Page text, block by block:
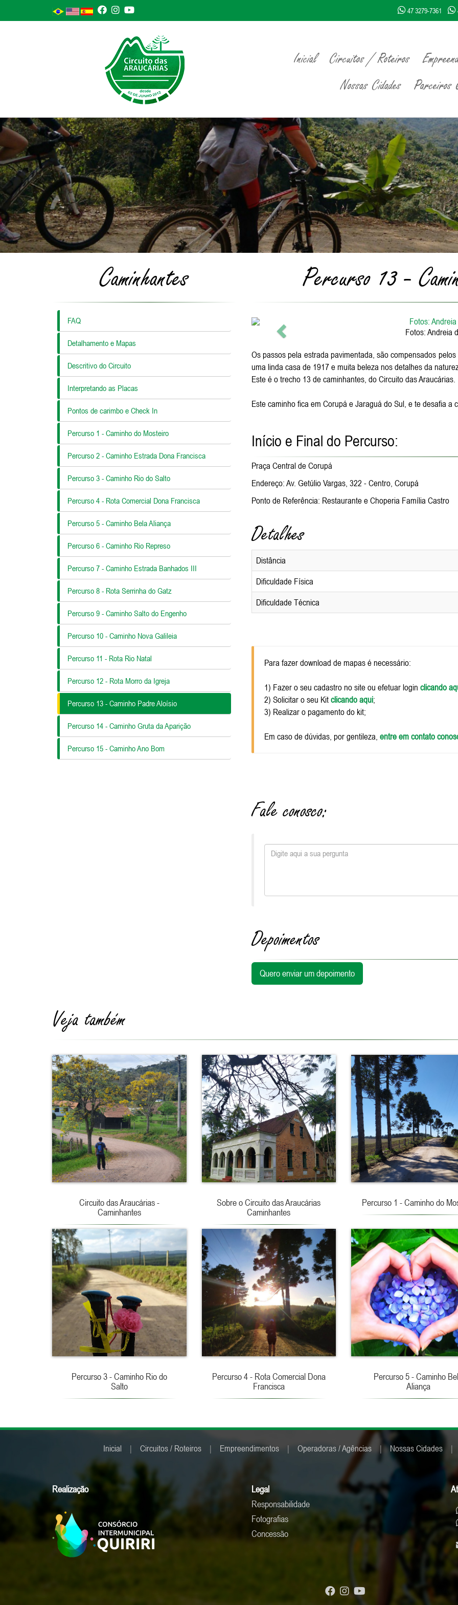
47 3279-7361
Inicial Circuitos / Roteiros
Nossas Cidades
Parceiros
Caminhantes
FAQ
Detalhamento e Mapas
Descritivo do Circuito
Interpretando as Placas
Pontos de carimbo e Check In
Percurso 1 - Caminho do Mosteiro
Percurso 2 - Caminho Estrada Dona Francisca
Percurso 3 - Caminho Rio do Salto
Percurso 4 - Rota Comercial Dona Francisca
Percurso 5 - Caminho Bela Aliança
Percurso 6 - Caminho Rio Represo
Percurso 7 - Caminho Estrada Banhados III
Percurso 8 - Rota Serrinha do Gatz
Percurso 9 - Caminho Salto do Engenho
Percurso 10 - Caminho Nova Galileia
Percurso 11 - Rota Rio Natal
Percurso 12 - Rota Morro da Igreja
Percurso 13 - Caminho Padre Aloísio
Percurso 14 - Caminho Gruta da Aparição
Percurso 15 - Caminho Ano Bom
Percurso 13 -
Fotos: Andreia
Anterior
Os passos pela estrada pavimentada, são compensados
uma linda casa de 1917 e muita beleza nos detalhes da
Este é o trecho 13 de caminhantes, do Circuito das Araucárias.
Este caminho fica em Corupá e Jaraguá do Sul, e te desafia a
Início e Final do Percurso:
Praça Central de Corupá
Endereço: Av. Getúlio Vargas, 322 - Centro, Corupá
Ponto de Referência: Restaurante e Choperia Família Castro
Detalhes
Distância
Dificuldade Física
Dificuldade Técnica
Para fazer download de mapas é necessário:
1) Fazer o seu cadastro no site ou efetuar login clicando
2) Solicitar o seu Kit clicando aqui;
3) Realizar o pagamento do kit;
Em caso de dúvidas, por gentileza, entre em contato
Fale conosco:
Depoimentos
Quero enviar um depoimento
Veja também
Circuito das Araucárias -
Caminhantes
Sobre o Circuito das Araucárias
Caminhantes
Percurso 1 - Caminho do
Percurso 3 - Caminho Rio do
Salto
Percurso 4 - Rota Comercial Dona
Francisca
Percurso 5 - Caminho
Aliança
Inicial | Circuitos / Roteiros | Empreendimentos | Operadoras / Agências | Nossas Cidades |
Realização
Legal
Responsabilidade
Fotografias
Concessão